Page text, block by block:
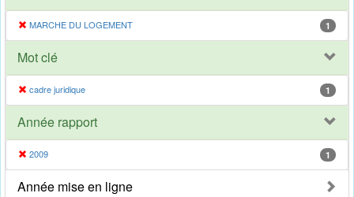
MARCHE DU LOGEMENT 1
Mot clé
cadre juridique 1
Année rapport
2009 1
Année mise en ligne